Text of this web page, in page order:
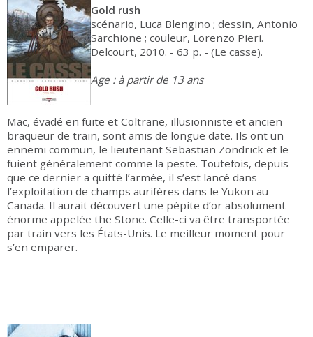
Gold rush
scénario, Luca Blengino ; dessin, Antonio
Sarchione ; couleur, Lorenzo Pieri.
Delcourt, 2010. - 63 p. - (Le casse).
Age : à partir de 13 ans
Mac, évadé en fuite et Coltrane, illusionniste et ancien
braqueur de train, sont amis de longue date. Ils ont un
ennemi commun, le lieutenant Sebastian Zondrick et le
fuient généralement comme la peste. Toutefois, depuis
que ce dernier a quitté l’armée, il s’est lancé dans
l’exploitation de champs aurifères dans le Yukon au
Canada. Il aurait découvert une pépite d’or absolument
énorme appelée the Stone. Celle-ci va être transportée
par train vers les États-Unis. Le meilleur moment pour
s’en emparer.